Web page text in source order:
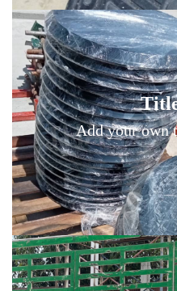
Add your own
Title
Add your own